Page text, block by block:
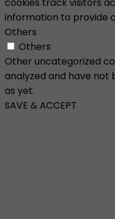
information to provide
Others
Others
Other uncategorized
analyzed and have not
as yet.
SAVE & ACCEPT